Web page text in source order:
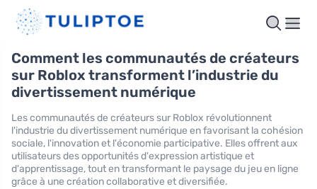
Comment les communautés de créateurs
sur Roblox transforment l’industrie du
divertissement numérique
Les communautés de créateurs sur Roblox révolutionnent
l'industrie du divertissement numérique en favorisant la cohésion
sociale, l'innovation et l'économie participative. Elles offrent aux
utilisateurs des opportunités d'expression artistique et
d'apprentissage, tout en transformant le paysage du jeu en ligne
grâce à une création collaborative et diversifiée.